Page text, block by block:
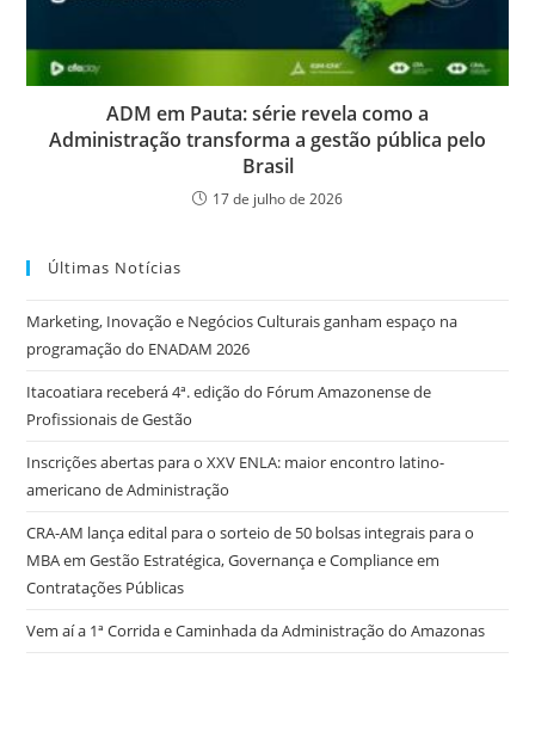
ADM em Pauta: série revela como a
Administração transforma a gestão pública pelo
Brasil
17 de julho de 2026
Últimas Notícias
Marketing, Inovação e Negócios Culturais ganham espaço na
programação do ENADAM 2026
Itacoatiara receberá 4ª. edição do Fórum Amazonense de
Profissionais de Gestão
Inscrições abertas para o XXV ENLA: maior encontro latino-
americano de Administração
CRA-AM lança edital para o sorteio de 50 bolsas integrais para o
MBA em Gestão Estratégica, Governança e Compliance em
Contratações Públicas
Vem aí a 1ª Corrida e Caminhada da Administração do Amazonas